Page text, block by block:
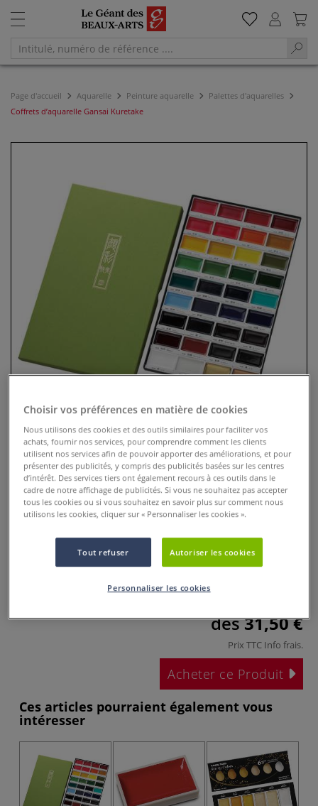
Page d'accueil Aquarelle Peinture aquarelle
Palettes d'aquarelles
Coffrets d’aquarelle Gansai Kuretake
Coffrets d’aquarelle Gansai
Kuretake
5 Commentaires
Les nuances d’aquarelle japonaise Gansai Kuretake se
distinguent par leur brillance et leur luminosité.
dès31,50 €
Prix TTC Info frais.
Acheter ce Produit
Ces articles pourraient également vous
intéresser
Choisir vos préférences en matière de cookies
Nous utilisons des cookies et des outils similaires pour faciliter vos
achats, fournir nos services, pour comprendre comment les clients
utilisent nos services afin de pouvoir apporter des améliorations, et pour
présenter des publicités, y compris des publicités basées sur les centres
d’intérêt. Des services tiers ont également recours à ces outils dans le
cadre de notre affichage de publicités. Si vous ne souhaitez pas accepter
tous les cookies ou si vous souhaitez en savoir plus sur comment nous
utilisons les cookies, cliquer sur « Personnaliser les cookies ».
Tout refuser Autoriser les cookies
Personnaliser les cookies